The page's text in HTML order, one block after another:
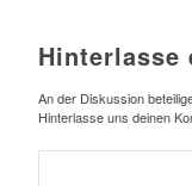
Hinterlasse
An der Diskussion
Hinterlasse uns deinen